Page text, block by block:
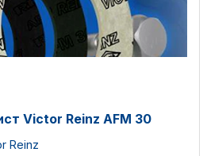
Victor Reinz AFM 30
Reinz